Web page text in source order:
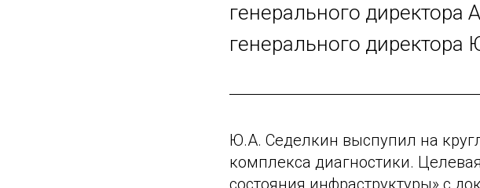
генерального директора
генерального директора
Ю.А. Седелкин выспупил на
комплекса диагностики.
состояния инфраструктуры» с